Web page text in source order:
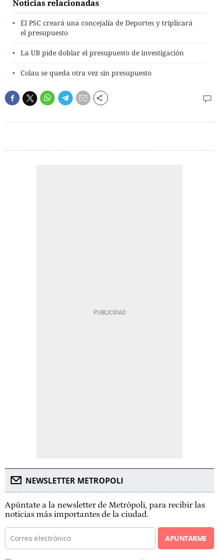
Noticias relacionadas
El PSC creará una concejalía de Deportes y triplicará
el presupuesto
La UB pide doblar el presupuesto de investigación
Colau se queda otra vez sin presupuesto
NEWSLETTER METROPOLI
Apúntate a la newsletter de Metrópoli, para recibir las
noticias más importantes de la ciudad.
APUNTARME